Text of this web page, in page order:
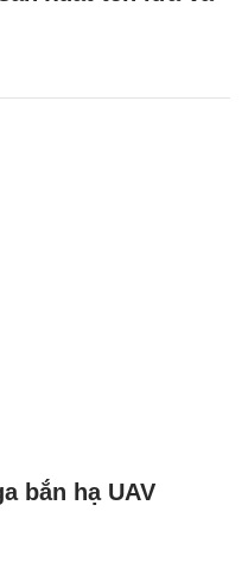
bắn hạ UAV